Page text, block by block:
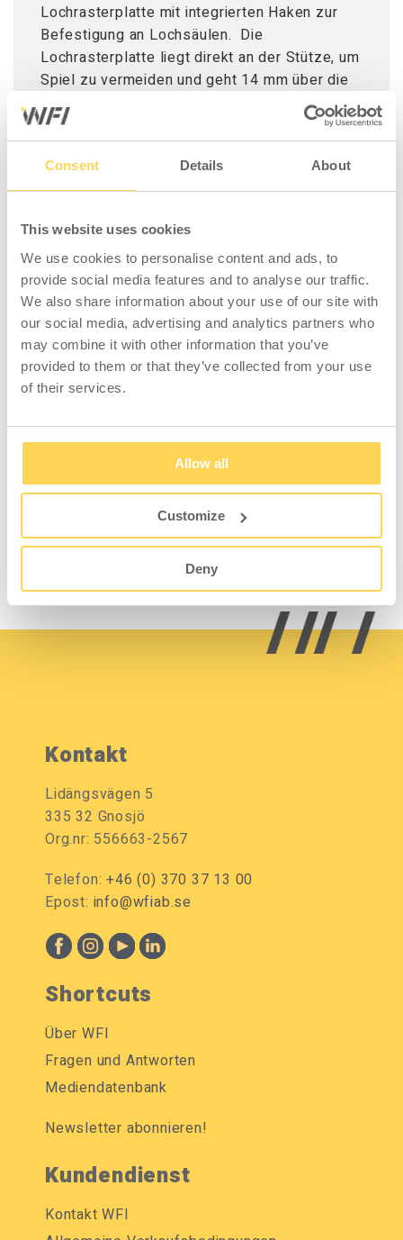
Consent Details About
This website uses cookies
We use cookies to personalise content and ads, to
provide social media features and to analyse our traffic.
We also share information about your use of our site with
our social media, advertising and analytics partners who
may combine it with other information that you’ve
provided to them or that they’ve collected from your use
of their services.
Allow all
Customize
Deny
Lochrasterplatte mit integrierten Haken zur
Befestigung an Lochsäulen. Die
Lochrasterplatte liegt direkt an der Stütze, um
Spiel zu vermeiden und geht 14 mm über die
Lochsäule hinaus Blechdicke 1,5 mm, Lochung
9x9 mm und Lochabstand c/c 38 mm. 14 mm
rundum gebogene Kante. Grau lackiert, NCS S
6502B.
ZUBEHÖR
Werkzeughalter 38x7x5
mm 5er-Pack
anmelden.
mm 1er-pack
7-792-0
Preisen und Lagerstatus
anmelden.
Kontakt
Lidängsvägen 5
335 32 Gnosjö
Org.nr: 556663-2567
Telefon:+46 (0) 370 37 13 00
Epost: info@wfiab.se
Shortcuts
Über WFI
Fragen und Antworten
Mediendatenbank
Newsletter abonnieren!
Kundendienst
Kontakt WFI